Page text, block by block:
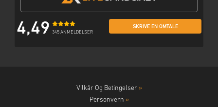
4,49 345 ANMELDELSER
SKRIVE EN OMTALE
Vilkår Og Betingelser »
Personvern »